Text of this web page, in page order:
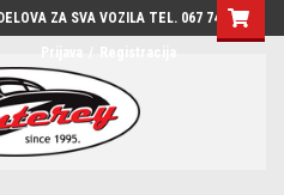
ZA SVA VOZILA TEL. 067 7444-780